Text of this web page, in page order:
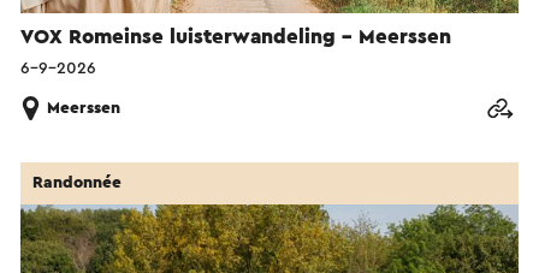
VOX Romeinse luisterwandeling - Meerssen
6-9-2026
Meerssen
Randonnée